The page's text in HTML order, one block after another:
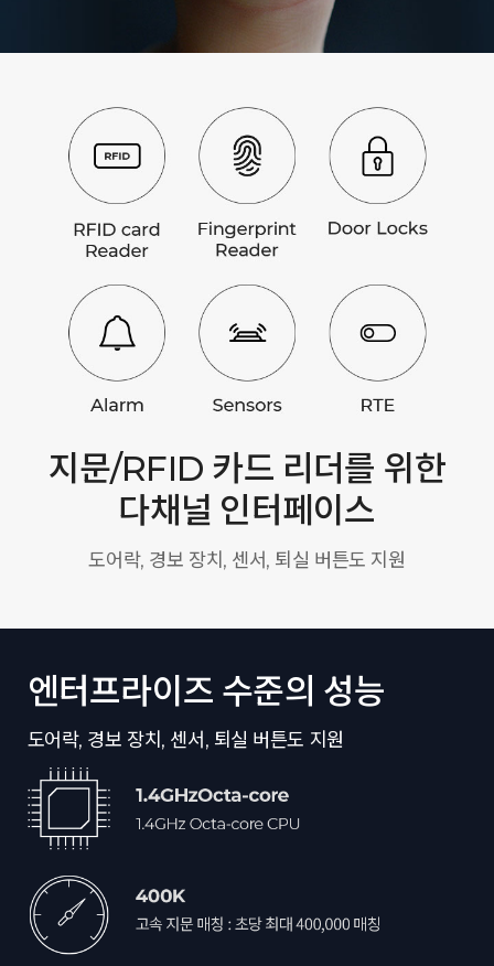
지문/RFID 카드 리더를 위한
다채널 인터페이스
도어락, 경보 장치, 센서, 퇴실 버튼도 지원
엔터프라이즈 수준의 성능
도어락, 경보 장치, 센서, 퇴실 버튼도 지원